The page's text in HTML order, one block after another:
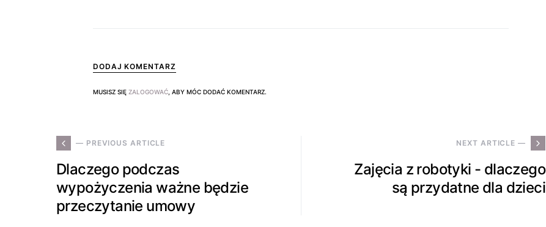
DODAJ KOMENTARZ
MUSISZ SIĘ ZALOGOWAĆ , ABY MÓC DODAĆ KOMENTARZ.
— PREVIOUS ARTICLE
Dlaczego podczas
wypożyczenia ważne będzie
przeczytanie umowy
NEXT ARTICLE —
Zajęcia z robotyki - dlaczego
są przydatne dla dzieci